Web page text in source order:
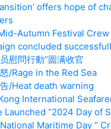
offers hope of
Autumn Festival
concluded
慰問行動”圆满收官
/Rage in the Red Sea
/Heat death warning
International
Launched “2024 Day of
Maritime Day ”